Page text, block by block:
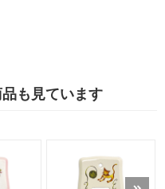
も見ています